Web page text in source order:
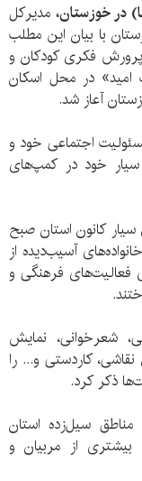
در خوزستان، مدیرکل
با بیان این مطلب
پرورش فکری کودکان و
امید» در محل اسکان
آعاز شد.
اجتماعی خود و
سیار خود در کمپ‌های
کانون استان صبح
آسیب‌دیده از
فعالیت‌های فرهنگی و
شعرخوانی، نمایش
کاردستی و... را
ذکر کرد.
مناطق سیل‌زده استان
از مربیان و